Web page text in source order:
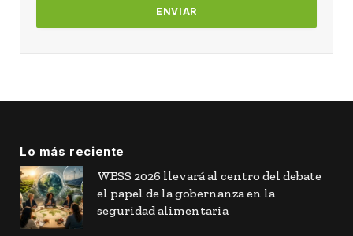
Lo más reciente
WESS 2026 llevará al centro del debate
el papel de la gobernanza en la
seguridad alimentaria